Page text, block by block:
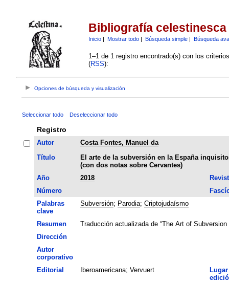
Bibliografía celestinesca
Inicio| Mostrar todo| Búsqueda simple| Búsqueda
1–1 de 1 registro encontrado(s) con los
(RSS):
Opciones de búsqueda y visualización
Seleccionar todo Deseleccionar todo
Registro
Autor
Costa Fontes, Manuel da
Título
El arte de la subversión en la España
(con dos notas sobre Cervantes)
Año
2018
Número
Palabras
clave
Subversión; Parodia; Criptojudaísmo
Resumen
Traducción actualizada de “The Art of
Dirección
Autor
corporativo
Editorial
Iberoamericana; Vervuert